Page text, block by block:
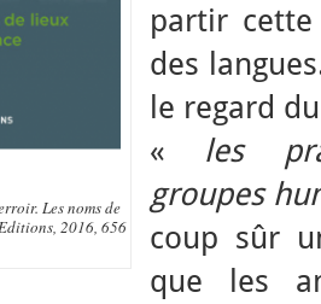
Les noms de
2016, 656
partir
des
le regard
« les
groupes
coup sûr
que les